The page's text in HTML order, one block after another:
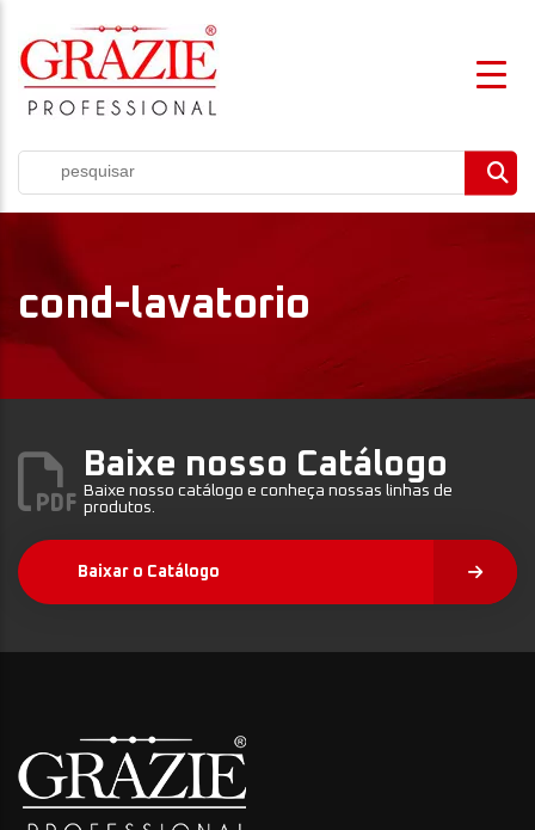
cond-lavatorio
Baixe nosso Catálogo
Baixe nosso catálogo e conheça nossas linhas de
produtos.
Baixar o Catálogo